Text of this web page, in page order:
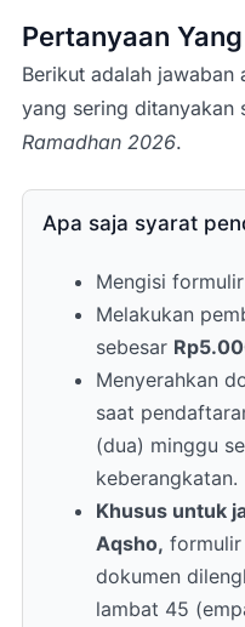
Nabawi,
Saidah,
15.00
18.00
kemudian
Perbanyak
Pertanyaan
Berikut adalah jawaban
yang sering ditanyakan
Ramadhan 2026.
Apa saja syarat
Mengisi
Melakukan
sebesar
Menyerahkan
saat
(dua) minggu
keberangkatan.
Khusus untuk
Aqsho,
dokumen
lambat 45